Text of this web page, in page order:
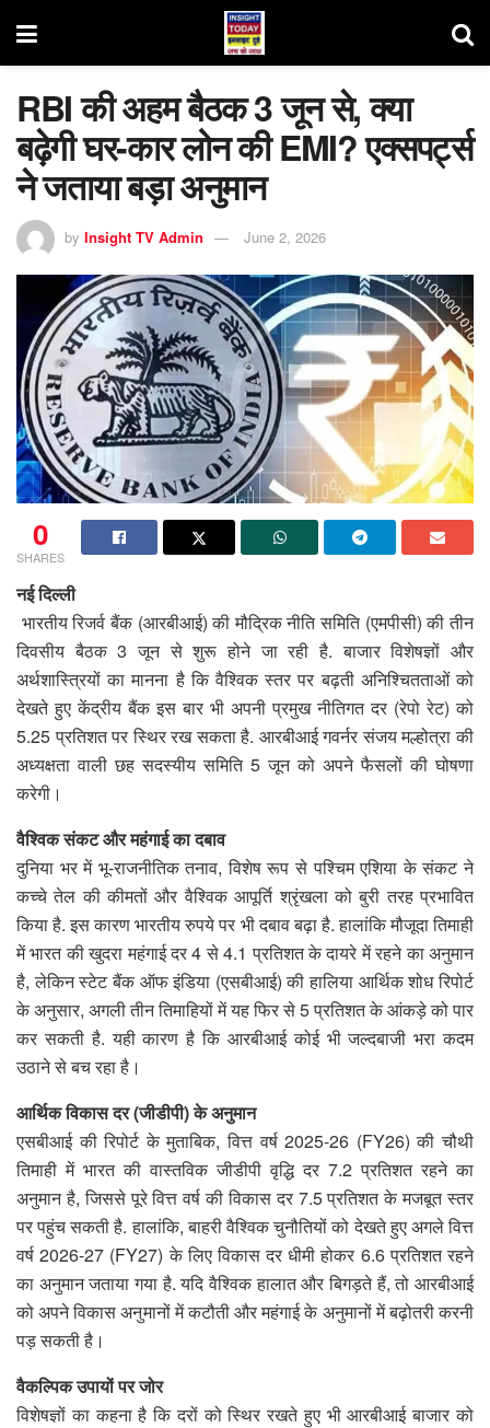
RBI की अहम बैठक 3 जून से, क्या
बढ़ेगी घर-कार लोन की EMI? एक्सपर्ट्स
ने जताया बड़ा अनुमान
by Insight TV Admin June 2, 2026
0
SHARES
नई दिल्ली
भारतीय रिजर्व बैंक (आरबीआई) की मौद्रिक नीति समिति (एमपीसी) की तीन
दिवसीय बैठक 3 जून से शुरू होने जा रही है. बाजार विशेषज्ञों और
अर्थशास्त्रियों का मानना है कि वैश्विक स्तर पर बढ़ती अनिश्चितताओं को
देखते हुए केंद्रीय बैंक इस बार भी अपनी प्रमुख नीतिगत दर (रेपो रेट) को
5.25 प्रतिशत पर स्थिर रख सकता है. आरबीआई गवर्नर संजय मल्होत्रा की
अध्यक्षता वाली छह सदस्यीय समिति 5 जून को अपने फैसलों की घोषणा
करेगी।
वैश्विक संकट और महंगाई का दबाव
दुनिया भर में भू-राजनीतिक तनाव, विशेष रूप से पश्चिम एशिया के संकट ने
कच्चे तेल की कीमतों और वैश्विक आपूर्ति श्रृंखला को बुरी तरह प्रभावित
किया है. इस कारण भारतीय रुपये पर भी दबाव बढ़ा है. हालांकि मौजूदा तिमाही
में भारत की खुदरा महंगाई दर 4 से 4.1 प्रतिशत के दायरे में रहने का अनुमान
है, लेकिन स्टेट बैंक ऑफ इंडिया (एसबीआई) की हालिया आर्थिक शोध रिपोर्ट
के अनुसार, अगली तीन तिमाहियों में यह फिर से 5 प्रतिशत के आंकड़े को पार
कर सकती है. यही कारण है कि आरबीआई कोई भी जल्दबाजी भरा कदम
उठाने से बच रहा है।
आर्थिक विकास दर (जीडीपी) के अनुमान
एसबीआई की रिपोर्ट के मुताबिक, वित्त वर्ष 2025-26 (FY26) की चौथी
तिमाही में भारत की वास्तविक जीडीपी वृद्धि दर 7.2 प्रतिशत रहने का
अनुमान है, जिससे पूरे वित्त वर्ष की विकास दर 7.5 प्रतिशत के मजबूत स्तर
पर पहुंच सकती है. हालांकि, बाहरी वैश्विक चुनौतियों को देखते हुए अगले वित्त
वर्ष 2026-27 (FY27) के लिए विकास दर धीमी होकर 6.6 प्रतिशत रहने
का अनुमान जताया गया है. यदि वैश्विक हालात और बिगड़ते हैं, तो आरबीआई
को अपने विकास अनुमानों में कटौती और महंगाई के अनुमानों में बढ़ोतरी करनी
पड़ सकती है।
वैकल्पिक उपायों पर जोर
विशेषज्ञों का कहना है कि दरों को स्थिर रखते हुए भी आरबीआई बाजार को